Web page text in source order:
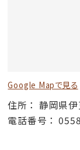
Google Mapで見る
住所
静岡県伊
電話番号